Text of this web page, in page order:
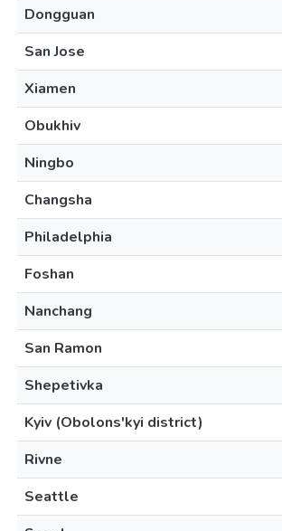
Dongguan
San Jose
Xiamen
Obukhiv
Ningbo
Changsha
Philadelphia
Foshan
Nanchang
San Ramon
Shepetivka
Kyiv (Obolons'kyi district)
Rivne
Seattle